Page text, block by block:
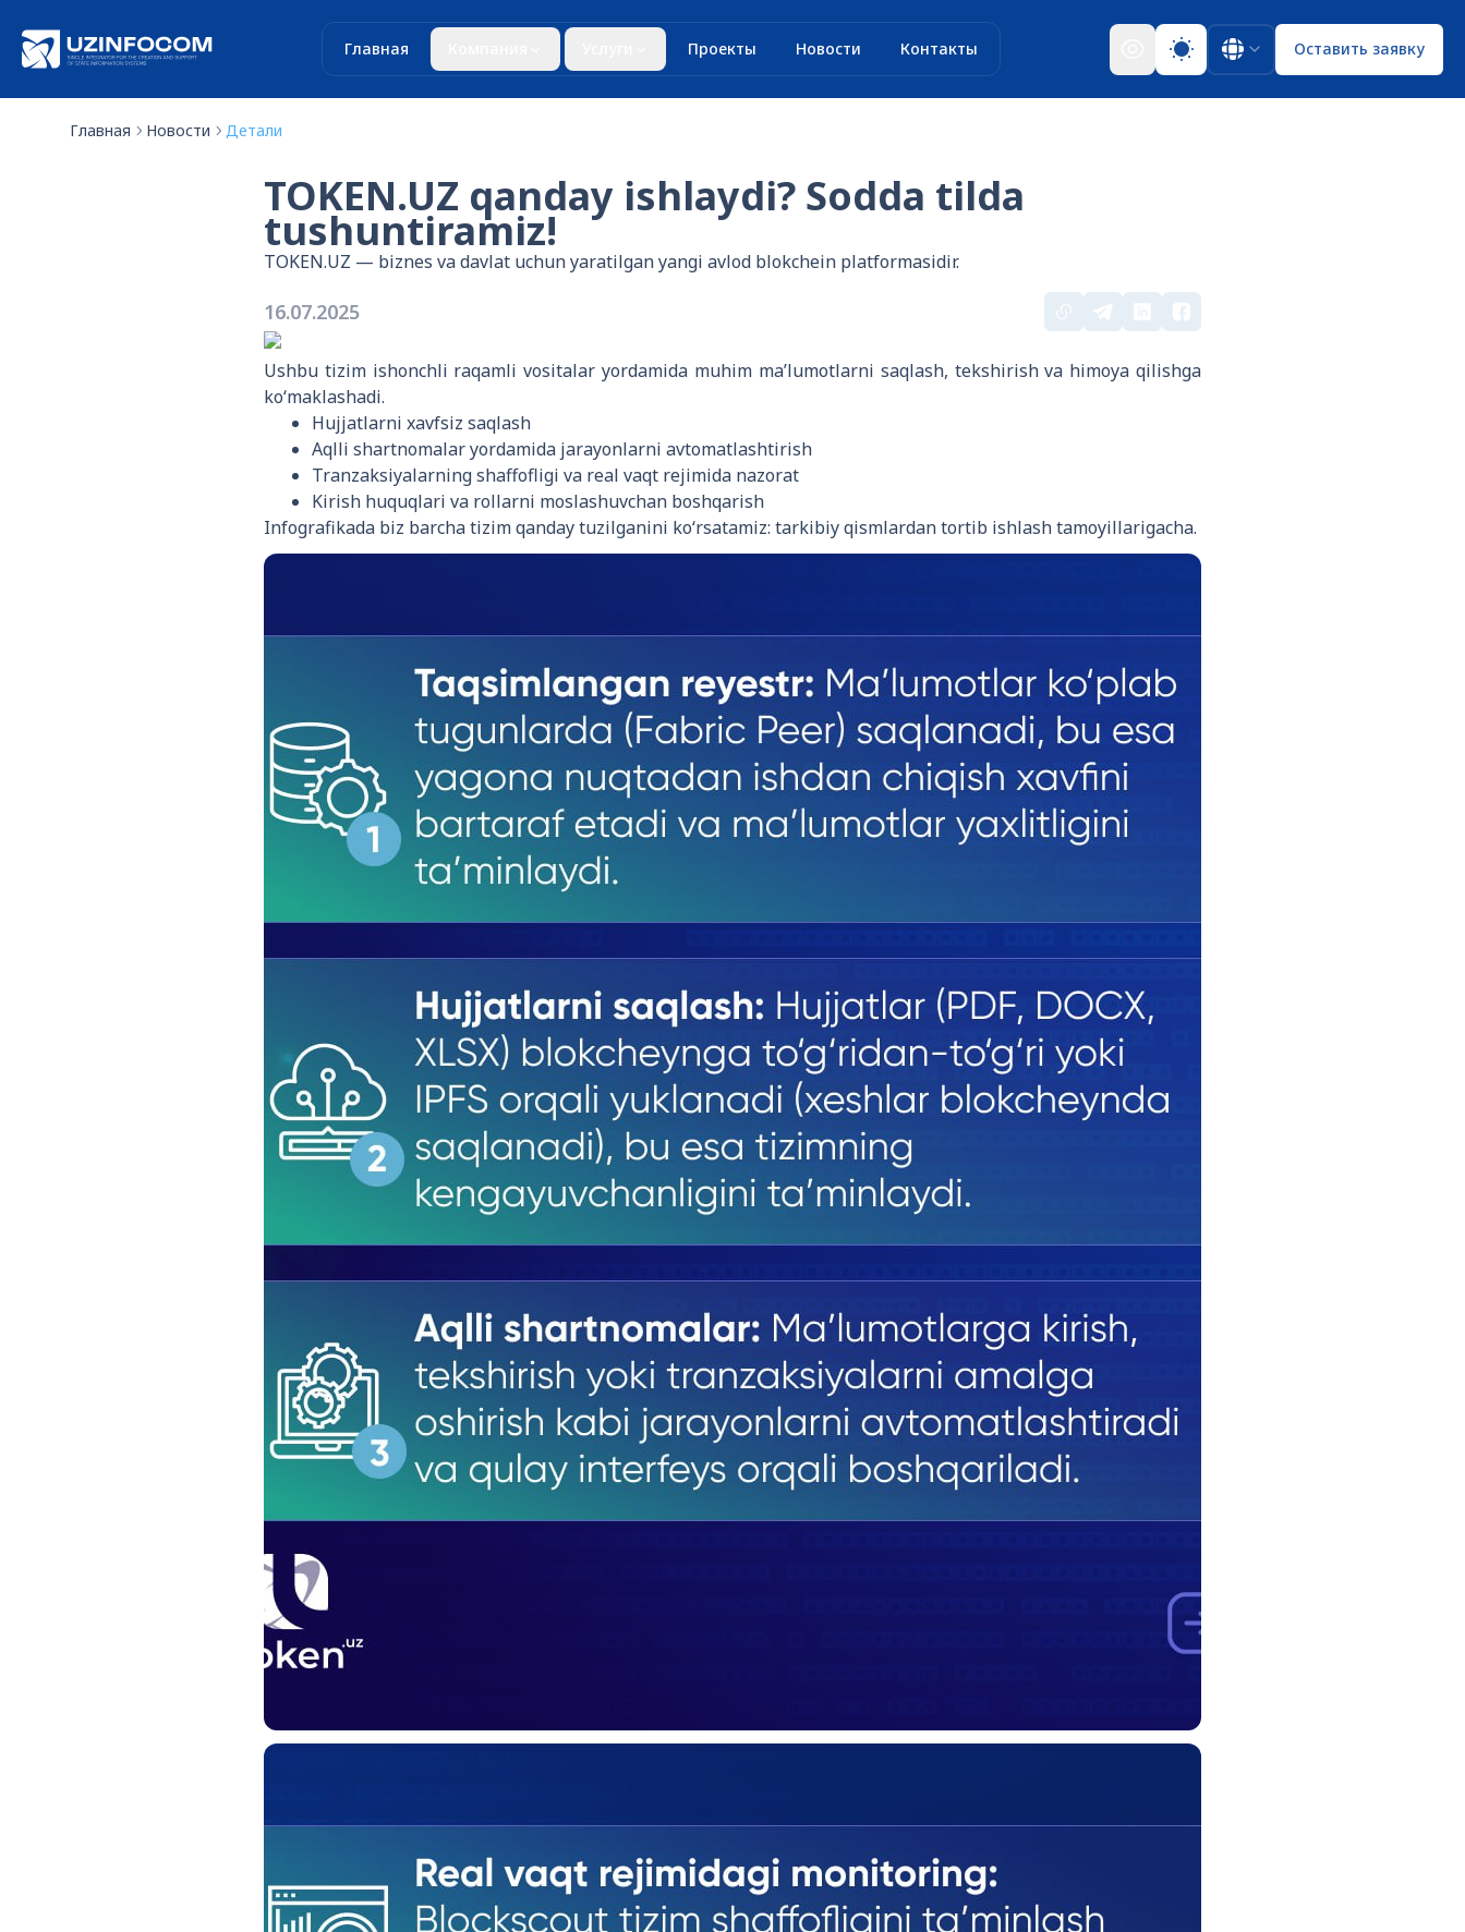
Главная Проекты Новости Контакты Оставить заявку
Главная Новости Детали
TOKEN.UZ qanday ishlaydi? Sodda tilda
tushuntiramiz!
TOKEN.UZ — biznes va davlat uchun yaratilgan yangi avlod blokchein platformasidir.
16.07.2025
Ushbu tizim ishonchli raqamli vositalar yordamida muhim ma’lumotlarni saqlash, tekshirish va himoya qilishga
ko‘maklashadi.
Hujjatlarni xavfsiz saqlash
Aqlli shartnomalar yordamida jarayonlarni avtomatlashtirish
Tranzaksiyalarning shaffofligi va real vaqt rejimida nazorat
Kirish huquqlari va rollarni moslashuvchan boshqarish
Infografikada biz barcha tizim qanday tuzilganini ko‘rsatamiz: tarkibiy qismlardan tortib ishlash tamoyillarigacha.